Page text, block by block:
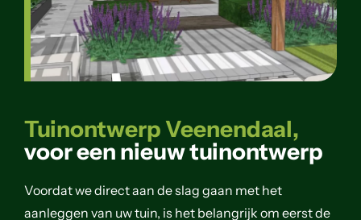
Tuinontwerp Veenendaal,
voor een nieuw tuinontwerp
Voordat we direct aan de slag gaan met het
aanleggen van uw tuin, is het belangrijk om eerst de